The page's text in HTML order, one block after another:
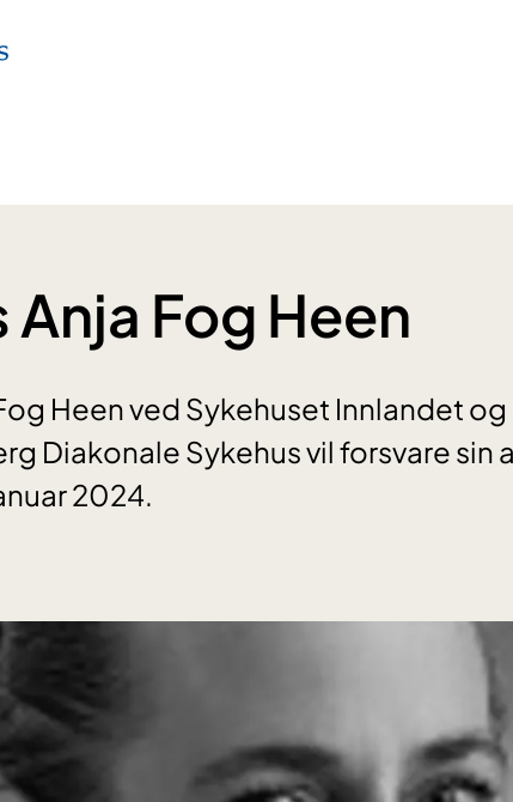
Fog Heen
Heen ved Sykehuset Innlandet
Diakonale Sykehus vil forsvare sin
2024.